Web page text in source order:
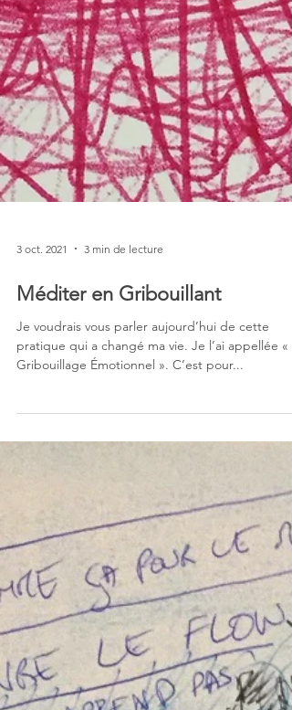
3 oct. 2021 3 min de lecture
Méditer en Gribouillant
Je voudrais vous parler aujourd’hui de cette